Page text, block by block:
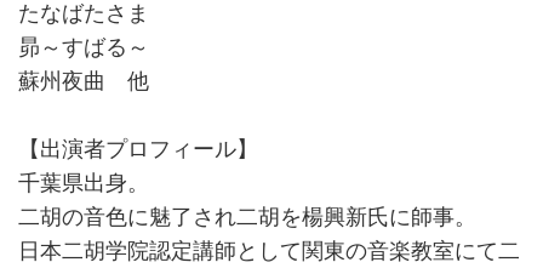
たなばたさま
昴～すばる～
蘇州夜曲 他
【出演者プロフィール】
千葉県出身。
二胡の音色に魅了され二胡を楊興新氏に師事。
日本二胡学院認定講師として関東の音楽教室にて二